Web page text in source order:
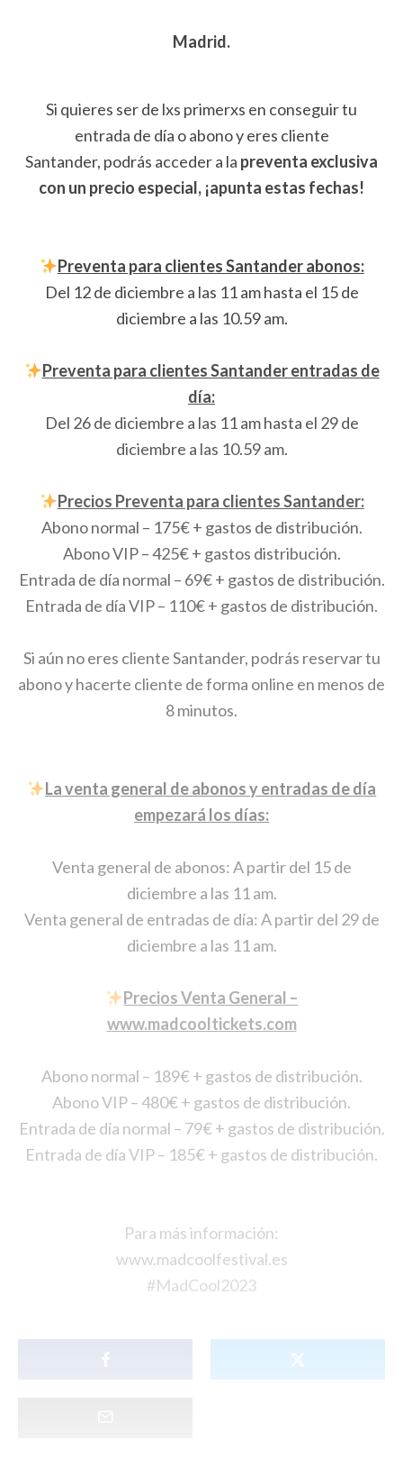
Madrid.
Si quieres ser de lxs primerxs en conseguir tu
entrada de día o abono y eres cliente
Santander, podrás acceder a la preventa exclusiva
con un precio especial, ¡apunta estas fechas!
Preventa para clientes Santander abonos:
Del 12 de diciembre a las 11 am hasta el 15 de
diciembre a las 10.59 am.
Preventa para clientes Santander entradas de
día:
Del 26 de diciembre a las 11 am hasta el 29 de
diciembre a las 10.59 am.
Precios Preventa para clientes Santander:
Abono normal – 175€ + gastos de distribución.
Abono VIP – 425€ + gastos distribución.
Entrada de día normal – 69€ + gastos de distribución.
Entrada de día VIP – 110€ + gastos de distribución.
Si aún no eres cliente Santander, podrás reservar tu
abono y hacerte cliente de forma online en menos de
8 minutos.
La venta general de abonos y entradas de día
empezará los días:
Venta general de abonos: A partir del 15 de
diciembre a las 11 am.
Venta general de entradas de día: A partir del 29 de
diciembre a las 11 am.
Precios Venta General –
www.madcooltickets.com
Abono normal – 189€ + gastos de distribución.
Abono VIP – 480€ + gastos de distribución.
Entrada de día normal – 79€ + gastos de distribución.
Entrada de día VIP – 185€ + gastos de distribución.
Para más información:
www.madcoolfestival.es
#MadCool2023